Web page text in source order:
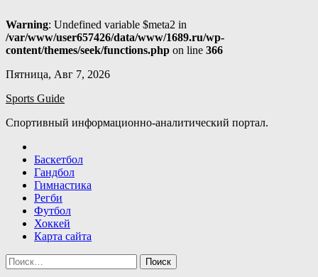
Warning: Undefined variable $meta2 in
/var/www/user657426/data/www/1689.ru/wp-
content/themes/seek/functions.php on line 366
Skip
content
Пятница, Авг 7, 2026
Sports Guide
Спортивный информационно-аналитический портал.
Баскетбол
Гандбол
Гимнастика
Регби
Футбол
Хоккей
Карта сайта
Найти: